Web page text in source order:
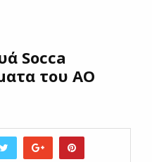
Socca
του ΑΟ